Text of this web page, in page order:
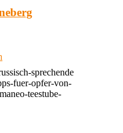
sprechende
fuer-opfer-von-
teestube-